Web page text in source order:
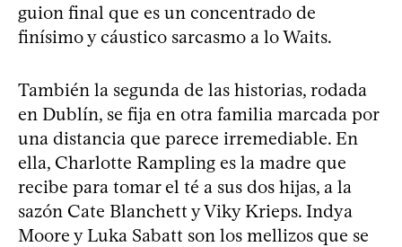
guion final que es un concentrado de
finísimo y cáustico sarcasmo a lo Waits.
También la segunda de las historias, rodada
en Dublín, se fija en otra familia marcada por
una distancia que parece irremediable. En
ella, Charlotte Rampling es la madre que
recibe para tomar el té a sus dos hijas, a la
sazón Cate Blanchett y Viky Krieps. Indya
Moore y Luka Sabatt son los mellizos que se